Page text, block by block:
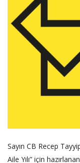
Sayın CB Recep
Aile Yılı” için